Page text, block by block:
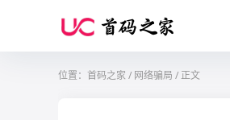
位置： 首码之家 / 网络骗局 /正文